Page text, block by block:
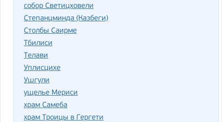
собор Светицховели
Степанцминда (Казбеги)
Столбы Саирме
Тбилиси
Телави
Уплисцихе
Ушгули
ущелье Мериси
храм Самеба
храм Троицы в Гергети